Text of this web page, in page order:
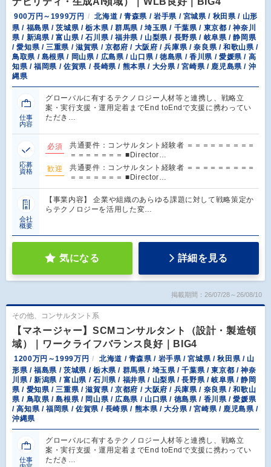
900万円～1999万円
北海道 / 青森県 / 岩手県 / 宮城県 / 秋田県 / 山形
県 / 福島県 / 茨城県 / 栃木県 / 群馬県 / 埼玉県 / 千葉県 / 東京都 / 神奈川
県 / 新潟県 / 富山県 / 石川県 / 福井県 / 山梨県 / 長野県 / 岐阜県 / 静岡県
/ 愛知県 / 三重県 / 滋賀県 / 京都府 / 大阪府 / 兵庫県 / 奈良県 / 和歌山県 /
鳥取県 / 島根県 / 岡山県 / 広島県 / 山口県 / 徳島県 / 香川県 / 愛媛県 / 高
知県 / 福岡県 / 佐賀県 / 長崎県 / 熊本県 / 大分県 / 宮崎県 / 鹿児島県 / 沖
縄県
仕事
内容
グローバルに有するテクノロジー人材等と連携し、戦略立
案・実行支援・運用定着までEnd toEndで支援に携わってい
ただき…
応募
資格
必須
共通要件：コンサルタント経験者 ＝＝＝＝＝＝＝＝＝
＝＝＝＝＝＝＝ ■Director…
歓迎
共通要件：コンサルタント経験者 ＝＝＝＝＝＝＝＝＝
＝＝＝＝＝＝＝ ■Director…
会社
概要
【事業内容】 企業や組織のあらゆる課題に対して戦略策定か
らテクノロジーを活用した変…
気になる 詳細を見る
掲載期間：26/07/28～26/08/10
その他、コンサルタント系
【マネージャー】SCMコンサルタント（設計・製造領
域）｜ワークライフバランス良好｜BIG4
1200万円～1999万円
北海道 / 青森県 / 岩手県 / 宮城県 / 秋田県 / 山
形県 / 福島県 / 茨城県 / 栃木県 / 群馬県 / 埼玉県 / 千葉県 / 東京都 / 神奈
川県 / 新潟県 / 富山県 / 石川県 / 福井県 / 山梨県 / 長野県 / 岐阜県 / 静岡
県 / 愛知県 / 三重県 / 滋賀県 / 京都府 / 大阪府 / 兵庫県 / 奈良県 / 和歌山
県 / 鳥取県 / 島根県 / 岡山県 / 広島県 / 山口県 / 徳島県 / 香川県 / 愛媛県
/ 高知県 / 福岡県 / 佐賀県 / 長崎県 / 熊本県 / 大分県 / 宮崎県 / 鹿児島県 /
沖縄県
仕事
グローバルに有するテクノロジー人材等と連携し、戦略立
案・実行支援・運用定着までEnd toEndで支援に携わってい
ただき…